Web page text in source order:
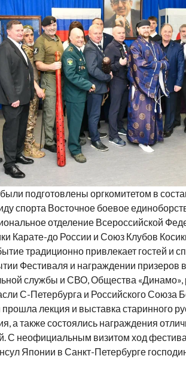
подготовлены оргкомитетом в
спорта Восточное боевое
отделение Всероссийской
Карате-до России и Союз Клубов
традиционно привлекает гостей и
Фестиваля и награждении призеров
службы и СВО, Общества «Динамо»,
С-Петербурга и Российского Союза
прошла лекция и выставка старинного
а также состоялись награждения
С неофициальным визитом ход
Японии в Санкт-Петербурге